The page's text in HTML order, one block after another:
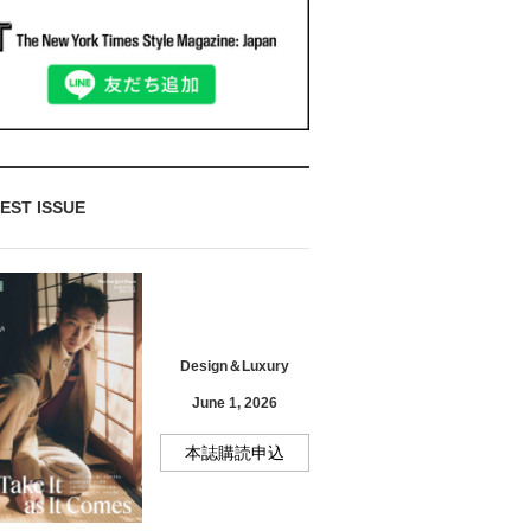
ISSUE
Design＆Luxury
June 1, 2026
本誌購読申込